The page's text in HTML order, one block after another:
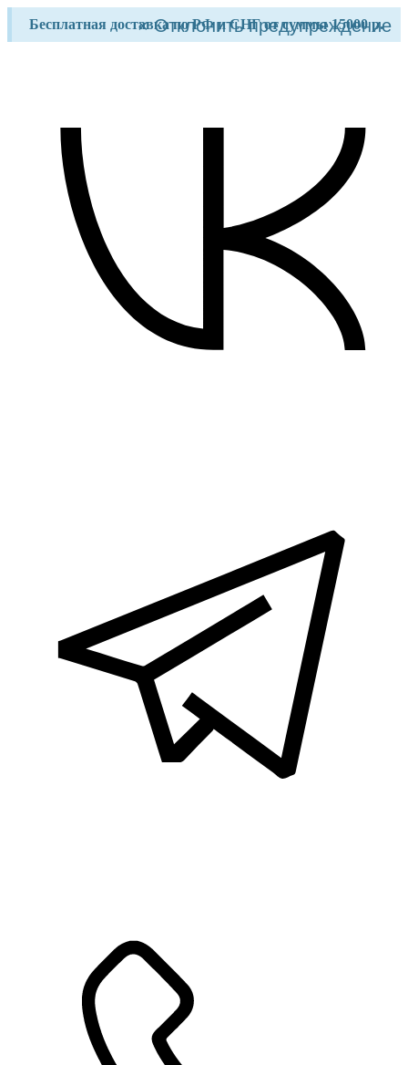
содержимому
Бесплатная доставка по РФ и СНГ от суммы 15000 р.
× Отклонить предупреждение